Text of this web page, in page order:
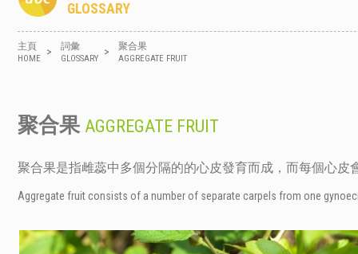
GLOSSARY
主頁
HOME
> 詞彙
GLOSSARY
> 聚合果
AGGREGATE FRUIT
聚合果 AGGREGATE FRUIT
聚合果是指雌蕊中多個分隔的的心皮發育而成，而每個心皮
Aggregate fruit consists of a number of separate carpels from one